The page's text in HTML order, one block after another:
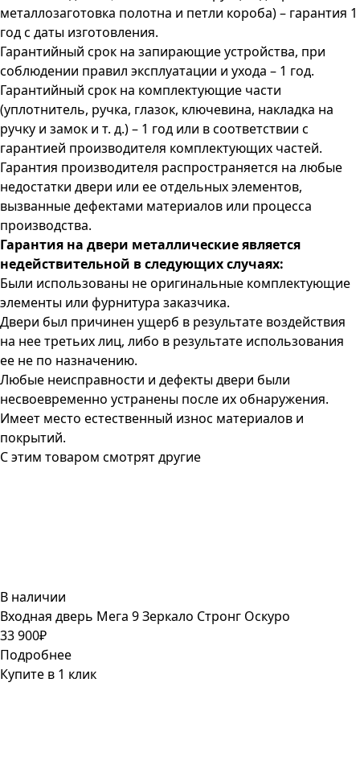
металлозаготовка полотна и петли короба) – гарантия 1
год с даты изготовления.
Гарантийный срок на запирающие устройства, при
соблюдении правил эксплуатации и ухода – 1 год.
Гарантийный срок на комплектующие части
(уплотнитель, ручка, глазок, ключевина, накладка на
ручку и замок и т. д.) – 1 год или в соответствии с
гарантией производителя комплектующих частей.
Гарантия производителя распространяется на любые
недостатки двери или ее отдельных элементов,
вызванные дефектами материалов или процесса
производства.
Гарантия на двери металлические является
недействительной в следующих случаях:
Были использованы не оригинальные комплектующие
элементы или фурнитура заказчика.
Двери был причинен ущерб в результате воздействия
на нее третьих лиц, либо в результате использования
ее не по назначению.
Любые неисправности и дефекты двери были
несвоевременно устранены после их обнаружения.
Имеет место естественный износ материалов и
покрытий.
С этим товаром смотрят другие
В наличии
Входная дверь Мега 9 Зеркало Стронг Оскуро
33 900₽
Подробнее
Купите в 1 клик